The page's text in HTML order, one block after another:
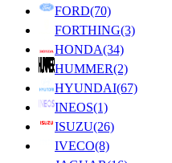
FORD(70)
FORTHING(3)
HONDA(34)
HUMMER(2)
HYUNDAI(67)
INEOS(1)
ISUZU(26)
IVECO(8)